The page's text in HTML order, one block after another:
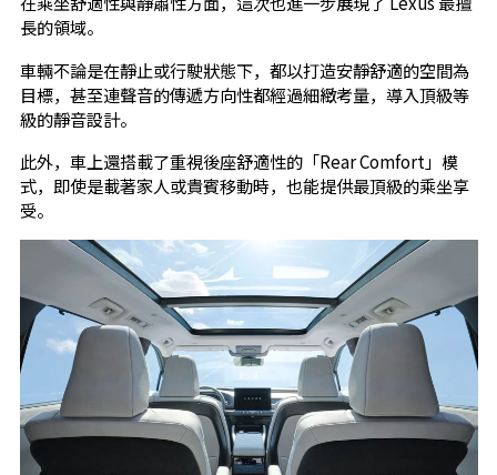
長的領域。
車輛不論是在靜止或行駛狀態下，都以打造安靜舒適的空間為
目標，甚至連聲音的傳遞方向性都經過細緻考量，導入頂級等
級的靜音設計。
此外，車上還搭載了重視後座舒適性的「Rear Comfort」模
式，即使是載著家人或貴賓移動時，也能提供最頂級的乘坐享
受。